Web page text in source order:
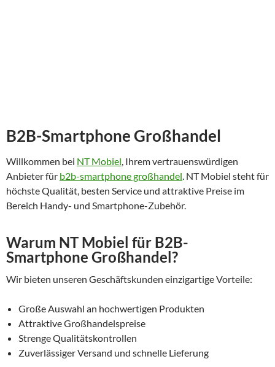
B2B-Smartphone Großhandel
Willkommen bei NT Mobiel, Ihrem vertrauenswürdigen
Anbieter für b2b-smartphone großhandel. NT Mobiel steht für
höchste Qualität, besten Service und attraktive Preise im
Bereich Handy- und Smartphone-Zubehör.
Warum NT Mobiel für B2B-
Smartphone Großhandel?
Wir bieten unseren Geschäftskunden einzigartige Vorteile:
Große Auswahl an hochwertigen Produkten
Attraktive Großhandelspreise
Strenge Qualitätskontrollen
Zuverlässiger Versand und schnelle Lieferung